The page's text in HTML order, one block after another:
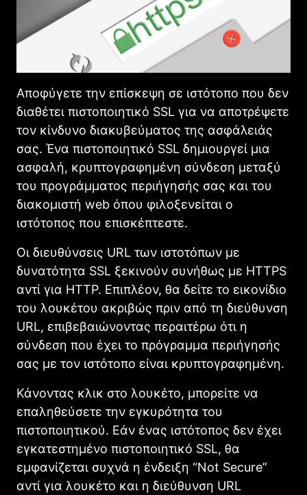
Αποφύγετε την επίσκεψη σε ιστότοπο που δεν
διαθέτει πιστοποιητικό SSL για να αποτρέψετε
τον κίνδυνο διακυβεύματος της ασφάλειάς
σας. Ένα πιστοποιητικό SSL δημιουργεί μια
ασφαλή, κρυπτογραφημένη σύνδεση μεταξύ
του προγράμματος περιήγησής σας και του
διακομιστή web όπου φιλοξενείται ο
ιστότοπος που επισκέπτεστε.
Οι διευθύνσεις URL των ιστοτόπων με
δυνατότητα SSL ξεκινούν συνήθως με HTTPS
αντί για HTTP. Επιπλέον, θα δείτε το εικονίδιο
του λουκέτου ακριβώς πριν από τη διεύθυνση
URL, επιβεβαιώνοντας περαιτέρω ότι η
σύνδεση που έχει το πρόγραμμα περιήγησής
σας με τον ιστότοπο είναι κρυπτογραφημένη.
Κάνοντας κλικ στο λουκέτο, μπορείτε να
επαληθεύσετε την εγκυρότητα του
πιστοποιητικού. Εάν ένας ιστότοπος δεν έχει
εγκατεστημένο πιστοποιητικό SSL, θα
εμφανίζεται συχνά η ένδειξη “Not Secure”
αντί για λουκέτο και η διεύθυνση URL